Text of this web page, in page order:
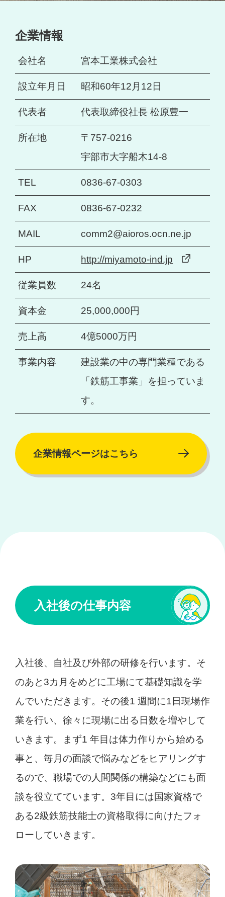
企業情報
会社名 宮本工業株式会社
設立年月日 昭和60年12月12日
代表者 代表取締役社長 松原豊一
所在地
〒757-0216
宇部市大字船木14-8
TEL 0836-67-0303
FAX 0836-67-0232
MAIL comm2@aioros.ocn.ne.jp
HP http://miyamoto-ind.jp
従業員数 24名
資本金 25,000,000円
売上高 4億5000万円
事業内容
建設業の中の専門業種である
「鉄筋工事業」を担っていま
す。
企業情報ページはこちら
入社後の仕事内容
入社後、自社及び外部の研修を行います。そ
のあと3カ月をめどに工場にて基礎知識を学
んでいただきます。その後1 週間に1日現場作
業を行い、徐々に現場に出る日数を増やして
いきます。まず1 年目は体力作りから始める
事と、毎月の面談で悩みなどをヒアリングす
るので、職場での人間関係の構築などにも面
談を役立てています。3年目には国家資格で
ある2級鉄筋技能士の資格取得に向けたフォ
ローしていきます。